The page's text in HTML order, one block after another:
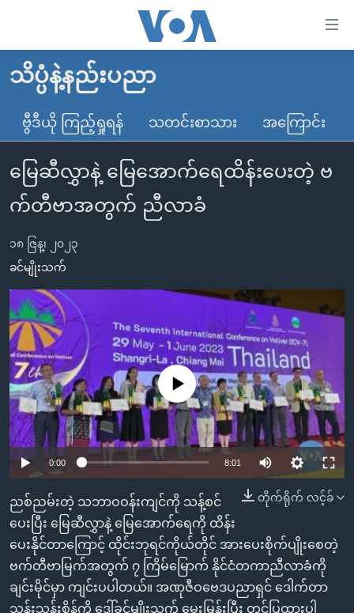
လွယ်ကူ
သည့်
Link
များ
ပင်မ
သို့
ကျော်
ကြည့်
ရန်
ပင်မ
အ
ညွန်း
စာမျက်နှာ
သို့
ကျော်
ကြည့်
ရှာဖွေ
ရန်
နေရာ
သို့
ကျော်
မူလစာမျက်နှာ
မြန်မာ
ကမ္ဘာ့သတင်းများ
နိုင်ငံတကာ
အမေရိကန်
အစ္စရေး-ပါလက်စတိုင်း
ဗွီဒီယို
သတင်းလွတ်လပ်ခွင့်
ရပ်ဝန်းတခု လမ်းတခု အလွန်
အင်္ဂလိပ်စာလေ့လာမယ်
မကြေးမုံရဲ့ အင်္ဂလိပ်စာ
ရုပ်ရှင်ထဲက အင်္ဂလိပ်စာ
သုတပဒေသာ အင်္ဂလိပ်စာ
ရေဒီယို
တီဗွီ
ရေဒီယိုနှင့်ရုပ်သံ အချက်အလက်များ
ရေဒီယို/တီဗွီအစီအစဉ်
Learning English
ဗွီအိုအေ လူမှုကွန်ယက်များ
ဘာသာစကားများ
သိပ္ပံနဲ့နည်းပညာ
ဗွီဒီယို ကြည့်ရှုရန် သတင်းစာသား အကြောင်း
မြေဆီလွှာနဲ့ မြေအောက်ရေထိန်းပေးတဲ့ ဗ
က်တီဗာအတွက် ညီလာခံ
၁၈ ဇြန္၊ ၂၀၂၃
ခင်မျိုးသက်
No media source currently available
0:00 8:01
တိုက်ရိုက် လင့်ခ်
ညစ်ညမ်းတဲ့ သဘာဝဝန်းကျင်ကို သန့်စင်
ပေးပြီး မြေဆီလွှာနဲ့ မြေအောက်ရေကို ထိန်း
ပေးနိုင်တာကြောင့် ထိုင်းဘုရင်ကိုယ်တိုင် အားပေးစိုက်ပျိုးစေတဲ့
ဗက်တီဗာမြက်အတွက် ၇ ကြိမ်မြောက် နိုင်ငံတကာညီလာခံကို
ချင်းမိုင်မှာ ကျင်းပပါတယ်။ အဏုဇီဝဗေဒပညာရှင် ဒေါက်တာ
သန်းသန်းစိန်ကို ဒေါ်ခင်မျိုးသက် မေးမြန်းပြီး တင်ပြထားပါ